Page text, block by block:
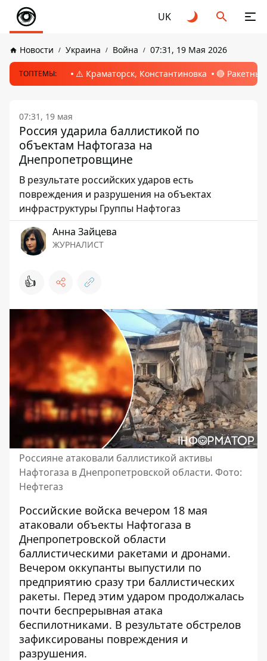
UK
Новости Украина Война 07:31, 19 Мая 2026
ТОПТЕМЫ: ⚠️ Краматорск, Константиновка 🔴
07:31, 19 мая
Россия ударила баллистикой по
объектам Нафтогаза на
Днепропетровщине
В результате российских ударов есть
повреждения и разрушения на объектах
инфраструктуры Группы Нафтогаз
Анна Зайцева
ЖУРНАЛИСТ
👍
Россияне атаковали баллистикой активы
Нафтогаза в Днепропетровской области. Фото:
Нефтегаз
Российские войска вечером 18 мая
атаковали объекты Нафтогаза в
Днепропетровской области
баллистическими ракетами и дронами.
Вечером оккупанты выпустили по
предприятию сразу три баллистических
ракеты. Перед этим ударом продолжалась
почти беспрерывная атака
беспилотниками. В результате обстрелов
зафиксированы повреждения и
разрушения.